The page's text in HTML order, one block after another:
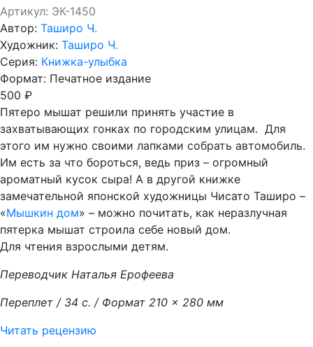
Артикул: ЭК-1450
Автор: Таширо Ч.
Художник: Таширо Ч.
Серия: Книжка-улыбка
Формат: Печатное издание
500 ₽
Пятеро мышат решили принять участие в
захватывающих гонках по городским улицам. Для
этого им нужно своими лапками собрать автомобиль.
Им есть за что бороться, ведь приз – огромный
ароматный кусок сыра! А в другой книжке
замечательной японской художницы Чисато Таширо –
«Мышкин дом» – можно почитать, как неразлучная
пятерка мышат строила себе новый дом.
Для чтения взрослыми детям.
Переводчик Наталья Ерофеева
Переплет / 34 с. / Формат 210 × 280 мм
Читать рецензию